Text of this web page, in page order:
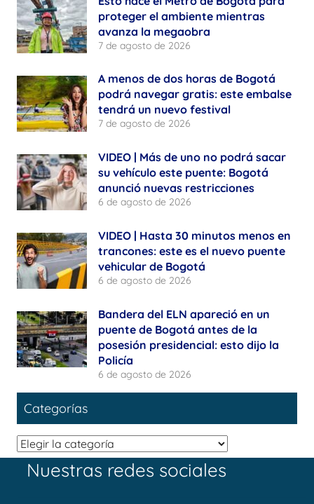
proteger el ambiente mientras
avanza la megaobra
7 de agosto de 2026
A menos de dos horas de Bogotá
podrá navegar gratis: este embalse
tendrá un nuevo festival
7 de agosto de 2026
VIDEO | Más de uno no podrá sacar
su vehículo este puente: Bogotá
anunció nuevas restricciones
6 de agosto de 2026
VIDEO | Hasta 30 minutos menos en
trancones: este es el nuevo puente
vehicular de Bogotá
6 de agosto de 2026
Bandera del ELN apareció en un
puente de Bogotá antes de la
posesión presidencial: esto dijo la
Policía
6 de agosto de 2026
Categorías
Categorías
Nuestras redes sociales